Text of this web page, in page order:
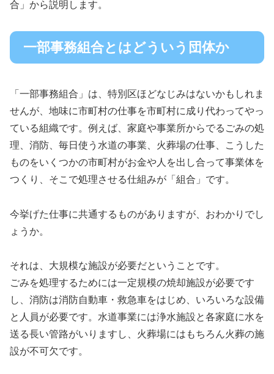
合」から説明します。
一部事務組合とはどういう団体か
「一部事務組合」は、特別区ほどなじみはないかもしれま
せんが、地味に市町村の仕事を市町村に成り代わってやっ
ている組織です。例えば、家庭や事業所からでるごみの処
理、消防、毎日使う水道の事業、火葬場の仕事、こうした
ものをいくつかの市町村がお金や人を出し合って事業体を
つくり、そこで処理させる仕組みが「組合」です。
今挙げた仕事に共通するものがありますが、おわかりでし
ょうか。
それは、大規模な施設が必要だということです。
ごみを処理するためには一定規模の焼却施設が必要です
し、消防は消防自動車・救急車をはじめ、いろいろな設備
と人員が必要です。水道事業には浄水施設と各家庭に水を
送る長い管路がいりますし、火葬場にはもちろん火葬の施
設が不可欠です。